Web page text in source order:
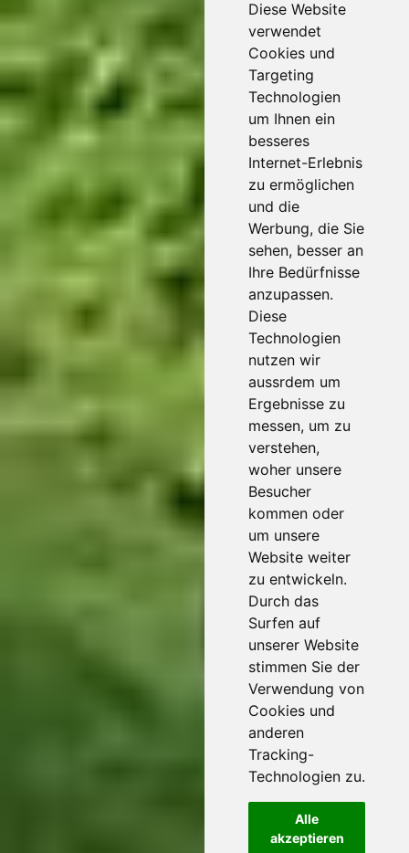
Diese Website
verwendet
Cookies und
Targeting
Technologien
um Ihnen ein
besseres
Internet-Erlebnis
zu ermöglichen
und die
Werbung, die Sie
sehen, besser an
Ihre Bedürfnisse
anzupassen.
Diese
Technologien
nutzen wir
aussrdem um
Ergebnisse zu
messen, um zu
verstehen,
woher unsere
Besucher
kommen oder
um unsere
Website weiter
zu entwickeln.
Durch das
Surfen auf
unserer Website
stimmen Sie der
Verwendung von
Cookies und
anderen
Tracking-
Technologien zu.
Alle
akzeptieren